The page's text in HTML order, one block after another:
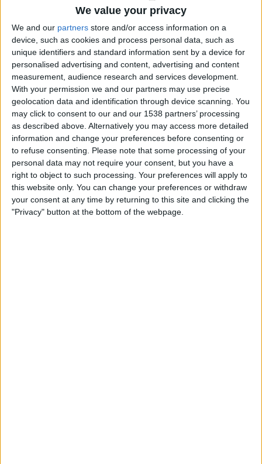
We value your privacy
We and our partners store and/or access information on a
device, such as cookies and process personal data, such as
unique identifiers and standard information sent by a device for
personalised advertising and content, advertising and content
measurement, audience research and services development.
With your permission we and our partners may use precise
geolocation data and identification through device scanning. You
may click to consent to our and our 1538 partners’ processing
as described above. Alternatively you may access more detailed
information and change your preferences before consenting or
to refuse consenting.
Please note that some processing of your
personal data may not require your consent, but you have a
right to object to such processing. Your preferences will apply to
this website only. You can change your preferences or withdraw
your consent at any time by returning to this site and clicking the
"Privacy" button at the bottom of the webpage.
01.04.2026
PAÍS VALENCIÀ
Una crida a la força del país per aturar les
agressions ultradretanes
ACPV empenta a la mobilització el 25 d'abril per defensar
la llengua i contra l'infrafinançament
PerMoisés Pérez